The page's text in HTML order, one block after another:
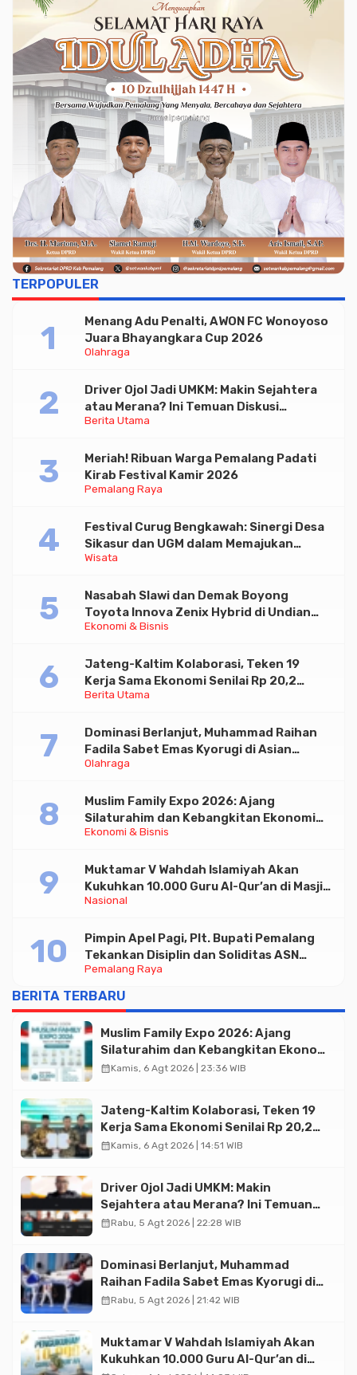
TERPOPULER
Olahraga
Menang Adu Penalti, AWON FC Wonoyoso
Juara Bhayangkara Cup 2026
Berita Utama
Driver Ojol Jadi UMKM: Makin Sejahtera
atau Merana? Ini Temuan Diskusi
Paramadina
Pemalang Raya
Meriah! Ribuan Warga Pemalang Padati
Kirab Festival Kamir 2026
Wisata
Festival Curug Bengkawah: Sinergi Desa
Sikasur dan UGM dalam Memajukan
Wisata serta UMKM Lokal
Ekonomi & Bisnis
Nasabah Slawi dan Demak Boyong
Toyota Innova Zenix Hybrid di Undian
Tabungan Bima Bank Jateng
Berita Utama
Jateng-Kaltim Kolaborasi, Teken 19
Kerja Sama Ekonomi Senilai Rp 20,2
Triliun
Olahraga
Dominasi Berlanjut, Muhammad Raihan
Fadila Sabet Emas Kyorugi di Asian
Taekwondo Indonesia Open 2026
Ekonomi & Bisnis
Muslim Family Expo 2026: Ajang
Silaturahim dan Kebangkitan Ekonomi
Halal di Jakarta
Nasional
Muktamar V Wahdah Islamiyah Akan
Kukuhkan 10.000 Guru Al-Qur’an di Masjid
Istiqlal
Pemalang Raya
Pimpin Apel Pagi, Plt. Bupati Pemalang
Tekankan Disiplin dan Soliditas ASN
untuk Pelayanan Publik
BERITA TERBARU
Muslim Family Expo 2026: Ajang
Silaturahim dan Kebangkitan Ekonomi
Halal di Jakarta
calendar_monthKamis, 6 Agt 2026 | 23:36 WIB
Jateng-Kaltim Kolaborasi, Teken 19
Kerja Sama Ekonomi Senilai Rp 20,2
Triliun
calendar_monthKamis, 6 Agt 2026 | 14:51 WIB
Driver Ojol Jadi UMKM: Makin
Sejahtera atau Merana? Ini Temuan
Diskusi Paramadina
calendar_monthRabu, 5 Agt 2026 | 22:28 WIB
Dominasi Berlanjut, Muhammad
Raihan Fadila Sabet Emas Kyorugi di
Asian Taekwondo Indonesia Open
calendar_monthRabu, 5 Agt 2026 | 21:42 WIB
Muktamar V Wahdah Islamiyah Akan
Kukuhkan 10.000 Guru Al-Qur’an di